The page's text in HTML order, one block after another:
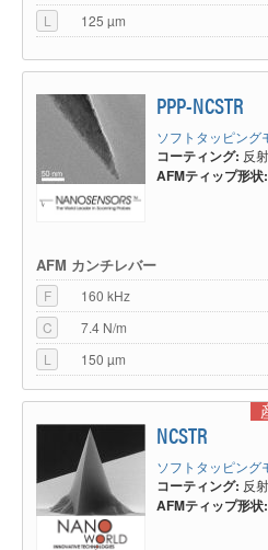
L
125 µm
PPP-NCSTR
ソフトタッピング
コーティング: 反
AFMティップ形状:
AFM カンチレバー
F
160 kHz
C
7.4 N/m
L
150 µm
NCSTR
ソフトタッピング
コーティング: 反
AFMティップ形状: